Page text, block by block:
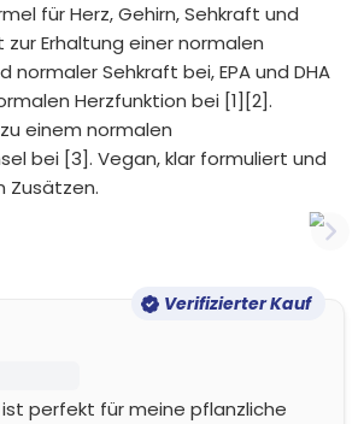
für Herz, Gehirn, Sehkraft und
zur Erhaltung einer normalen
normaler Sehkraft bei, EPA und DHA
Herzfunktion bei [1][2].
einem normalen
bei [3]. Vegan, klar formuliert und
Zusätzen.
Verifizierter Kauf
ist perfekt für meine pflanzliche